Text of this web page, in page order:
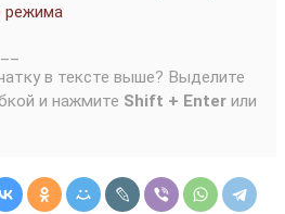
режима
в тексте выше? Выделите
и нажмите Shift + Enter или